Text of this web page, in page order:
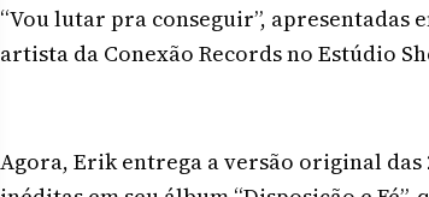
“Vou lutar pra conseguir”,
artista da Conexão Records no Estúdio
Agora, Erik entrega a versão original das